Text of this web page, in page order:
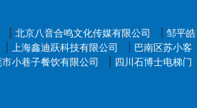
北京八音合鸣文化传媒有限公司
邹平皓
上海鑫迪跃科技有限公司
巴南区苏小客
市小巷子餐饮有限公司
四川石博士电梯门